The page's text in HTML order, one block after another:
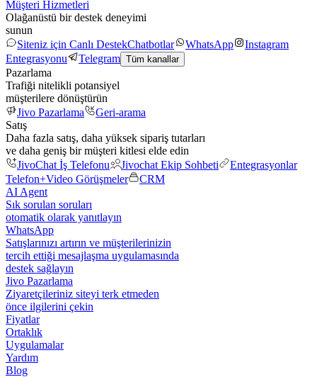
Müşteri Hizmetleri
Olağanüstü bir destek deneyimi
sunun
Siteniz için Canlı DestekChatbotlar WhatsApp
Instagram
Entegrasyonu
Telegram Tüm kanallar
Pazarlama
Trafiği nitelikli potansiyel
müşterilere dönüştürün
Jivo Pazarlama
Geri-arama
Satış
Daha fazla satış, daha yüksek sipariş tutarları
ve daha geniş bir müşteri kitlesi elde edin
JivoChat İş Telefonu
Jivochat Ekip Sohbeti
Entegrasyonlar
Telefon+Video Görüşmeler
CRM
AI Agent
Sık sorulan soruları
otomatik olarak yanıtlayın
WhatsApp
Satışlarınızı artırın ve müşterilerinizin
tercih ettiği mesajlaşma uygulamasında
destek sağlayın
Jivo Pazarlama
Ziyaretçileriniz siteyi terk etmeden
önce ilgilerini çekin
Fiyatlar
Ortaklık
Uygulamalar
Yardım
Blog